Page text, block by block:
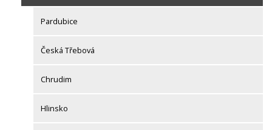
Pardubice
Česká Třebová
Chrudim
Hlinsko